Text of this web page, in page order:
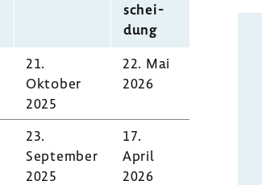
schei­
dung
21.
Oktober
2025
22. Mai
2026
23.
September
2025
17.
April
2026